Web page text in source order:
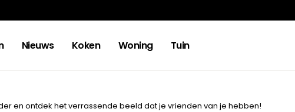
Nieuws Koken Woning Tuin
en ontdek het verrassende beeld dat je vrienden van je hebben!